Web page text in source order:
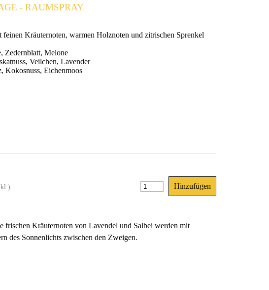
- RAUMSPRAY
Kräuternoten, warmen Holznoten und zitrischen Sprenkel
Zedernblatt, Melone
Veilchen, Lavender
Kokosnuss, Eichenmoos
frischen Kräuternoten von Lavendel und Salbei werden mit
des Sonnenlichts zwischen den Zweigen.